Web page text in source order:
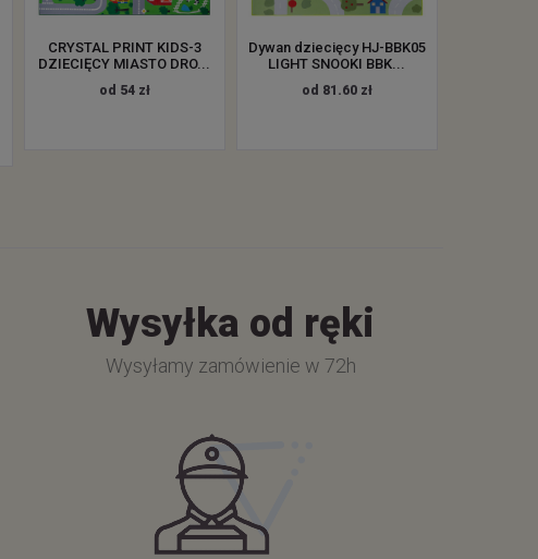
CRYSTAL PRINT KIDS-3
DZIECIĘCY MIASTO DRO...
od 54 zł
Dywan dziecięcy HJ-BBK05
LIGHT SNOOKI BBK...
od 81.60 zł
Wysyłka od ręki
Wysyłamy zamówienie w 72h